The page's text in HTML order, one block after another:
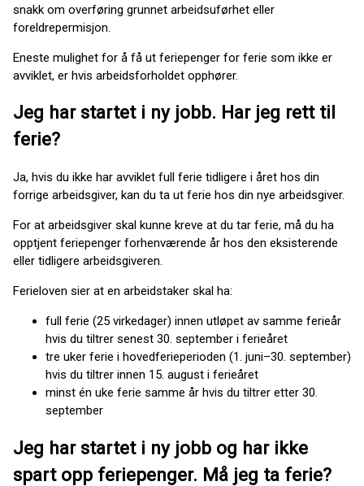
snakk om overføring grunnet arbeidsuførhet eller
foreldrepermisjon.
Eneste mulighet for å få ut feriepenger for ferie som ikke er
avviklet, er hvis arbeidsforholdet opphører.
Jeg har startet i ny jobb. Har jeg rett til
ferie?
Ja, hvis du ikke har avviklet full ferie tidligere i året hos din
forrige arbeidsgiver, kan du ta ut ferie hos din nye arbeidsgiver.
For at arbeidsgiver skal kunne kreve at du tar ferie, må du ha
opptjent feriepenger forhenværende år hos den eksisterende
eller tidligere arbeidsgiveren.
Ferieloven sier at en arbeidstaker skal ha:
full ferie (25 virkedager) innen utløpet av samme ferieår
hvis du tiltrer senest 30. september i ferieåret
tre uker ferie i hovedferieperioden (1. juni–30. september)
hvis du tiltrer innen 15. august i ferieåret
minst én uke ferie samme år hvis du tiltrer etter 30.
september
Jeg har startet i ny jobb og har ikke
spart opp feriepenger. Må jeg ta ferie?